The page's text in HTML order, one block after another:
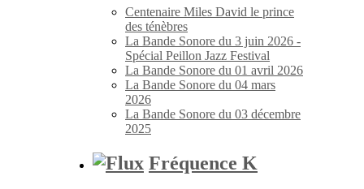
Centenaire Miles David le prince
des ténèbres
La Bande Sonore du 3 juin 2026 -
Spécial Peillon Jazz Festival
La Bande Sonore du 01 avril 2026
La Bande Sonore du 04 mars
2026
La Bande Sonore du 03 décembre
2025
Fréquence K